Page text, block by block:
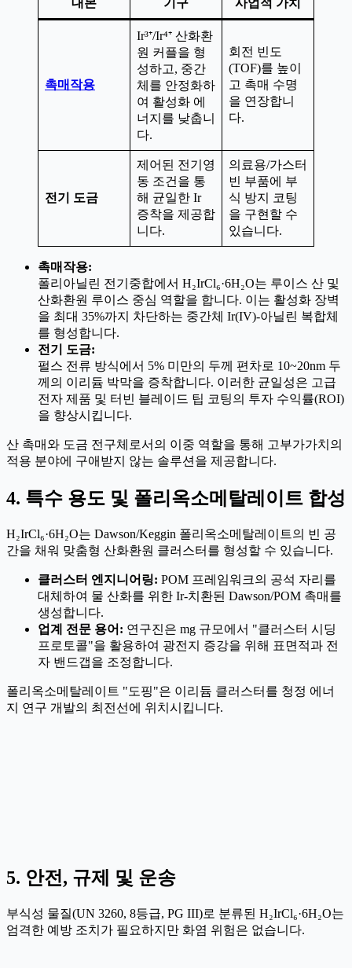
촉매작용
Ir³⁺/Ir⁴⁺ 산화환
원 커플을 형
성하고, 중간
체를 안정화하
여 활성화 에
너지를 낮춥니
다.
회전 빈도
(TOF)를 높이
고 촉매 수명
을 연장합니
다.
전기 도금
제어된 전기영
동 조건을 통
해 균일한 Ir
증착을 제공합
니다.
의료용/가스터
빈 부품에 부
식 방지 코팅
을 구현할 수
있습니다.
촉매작용:
폴리아닐린 전기중합에서 H₂IrCl₆·6H₂O는 루이스 산 및
산화환원 루이스 중심 역할을 합니다. 이는 활성화 장벽
을 최대 35%까지 차단하는 중간체 Ir(IV)-아닐린 복합체
를 형성합니다.
전기 도금:
펄스 전류 방식에서 5% 미만의 두께 편차로 10~20nm 두
께의 이리듐 박막을 증착합니다. 이러한 균일성은 고급
전자 제품 및 터빈 블레이드 팁 코팅의 투자 수익률(ROI)
을 향상시킵니다.
산 촉매와 도금 전구체로서의 이중 역할을 통해 고부가가치의
적용 분야에 구애받지 않는 솔루션을 제공합니다.
4. 특수 용도 및 폴리옥소메탈레이트 합성
H₂IrCl₆·6H₂O는 Dawson/Keggin 폴리옥소메탈레이트의 빈 공
간을 채워 맞춤형 산화환원 클러스터를 형성할 수 있습니다.
클러스터 엔지니어링: POM 프레임워크의 공석 자리를
대체하여 물 산화를 위한 Ir-치환된 Dawson/POM 촉매를
생성합니다.
업계 전문 용어: 연구진은 mg 규모에서 "클러스터 시딩
프로토콜"을 활용하여 광전지 증강을 위해 표면적과 전
자 밴드갭을 조정합니다.
폴리옥소메탈레이트 "도핑"은 이리듐 클러스터를 청정 에너
지 연구 개발의 최전선에 위치시킵니다.
5. 안전, 규제 및 운송
부식성 물질(UN 3260, 8등급, PG III)로 분류된 H₂IrCl₆·6H₂O는
엄격한 예방 조치가 필요하지만 화염 위험은 없습니다.